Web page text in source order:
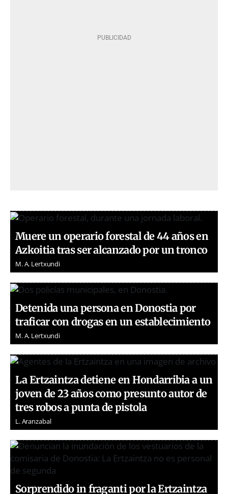
Muere un operario forestal de 44 años en
Azkoitia tras ser alcanzado por un tronco
M. A. Lertxundi
Detenida una persona en Donostia por
traficar con drogas en un establecimiento
M. A. Lertxundi
La Ertzaintza detiene en Hondarribia a un
joven de 23 años como presunto autor de
tres robos a punta de pistola
L. Aranzabal
Sorprendido in fraganti por la Ertzaintza